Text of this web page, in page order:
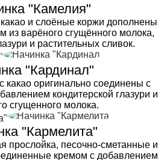
"Камелия"
и слоёные коржи дополнены
варёного сгущённого молока,
и растительных сливок.
"Кардинал"
какао оригинально соединены с
кондитерской глазури и
сгущенного молока.
"Кармелита"
прослойка, песочно-сметанные и
кремом с добавлением